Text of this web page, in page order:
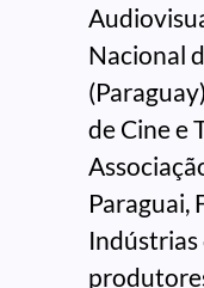
Nacional
de Cine e
Paraguai,
Indústrias